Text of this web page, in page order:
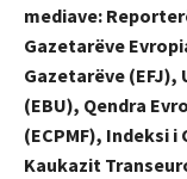
mediave:
Gazetarëve
Gazetarëve (EFJ),
(EBU), Qendra
(ECPMF), Indeksi
Kaukazit